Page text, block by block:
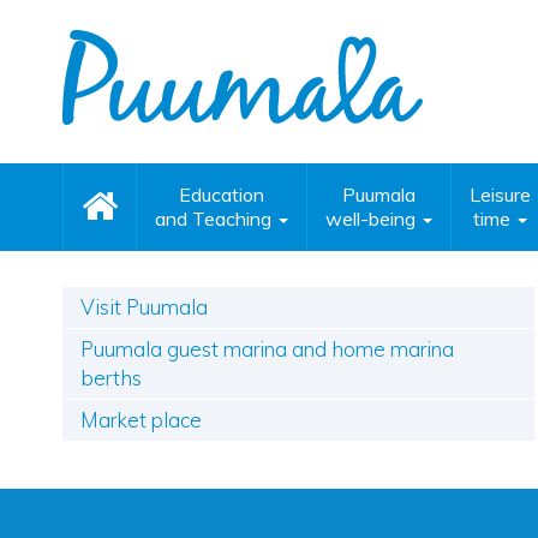
Education
and Teaching
Puumala
well-being
Leisure
time
Visit Puumala
Puumala guest marina and home marina
berths
Market place